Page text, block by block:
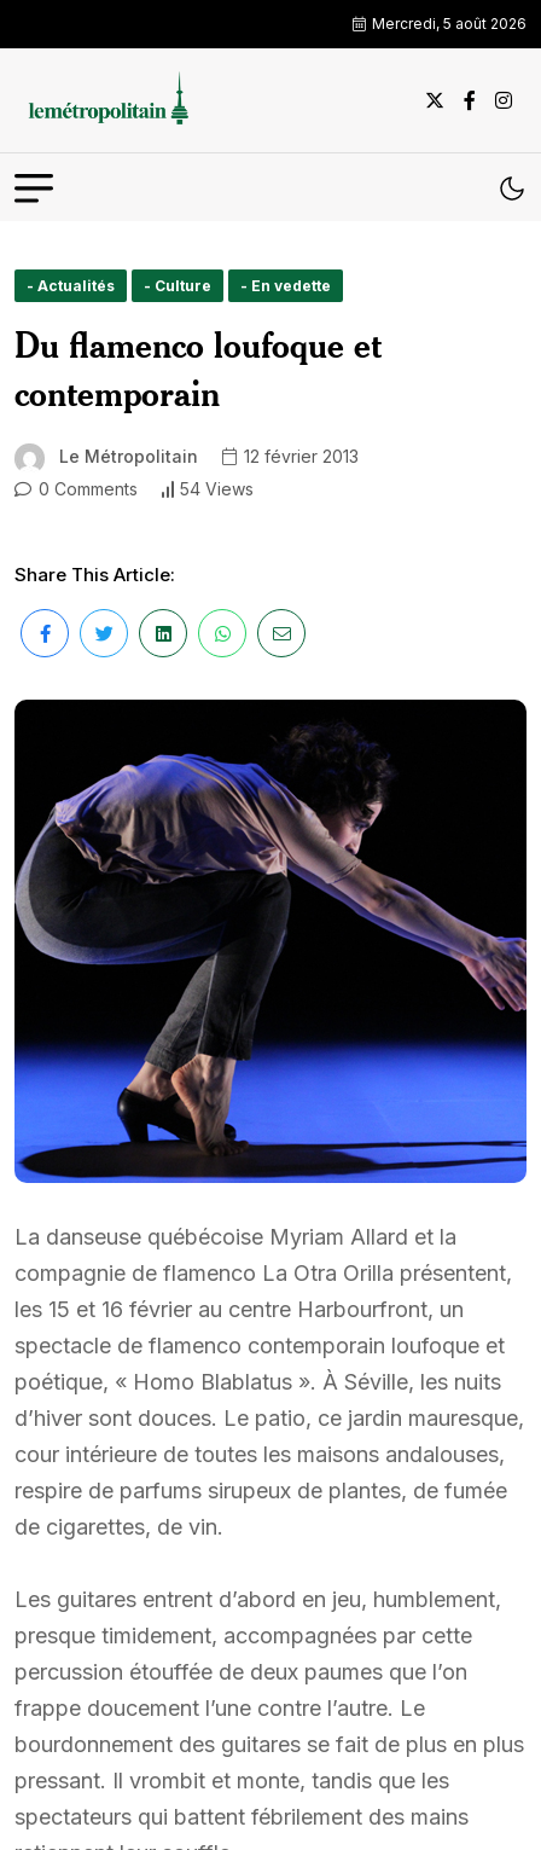
Mercredi, 5 août 2026
- Actualités - Culture - En vedette
Du flamenco loufoque et
contemporain
Le Métropolitain
12 février 2013
0 Comments
54 Views
Share This Article:
La danseuse québécoise Myriam Allard et la
compagnie de flamenco La Otra Orilla présentent,
les 15 et 16 février au centre Harbourfront, un
spectacle de flamenco contemporain loufoque et
poétique, « Homo Blablatus ». À Séville, les nuits
d’hiver sont douces. Le patio, ce jardin mauresque,
cour intérieure de toutes les maisons andalouses,
respire de parfums sirupeux de plantes, de fumée
de cigarettes, de vin.
Les guitares entrent d’abord en jeu, humblement,
presque timidement, accompagnées par cette
percussion étouffée de deux paumes que l’on
frappe doucement l’une contre l’autre. Le
bourdonnement des guitares se fait de plus en plus
pressant. Il vrombit et monte, tandis que les
spectateurs qui battent fébrilement des mains